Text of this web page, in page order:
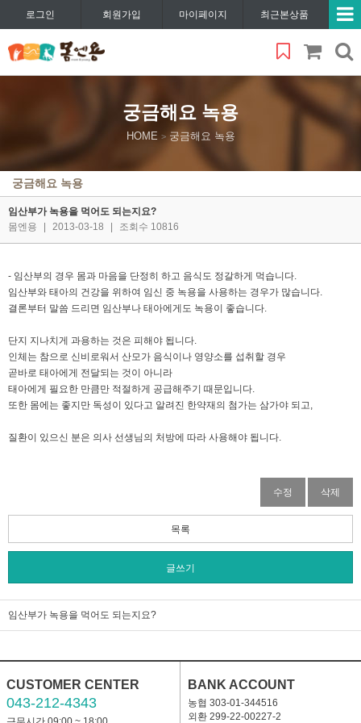
로그인 회원가입 마이페이지 최근본상품
궁금해요 녹용
HOME >궁금해요 녹용
궁금해요 녹용
임산부가 녹용을 먹어도 되는지요?
몸엔용
2013-03-18 조회수 10816
- 임산부의 경우 몸과 마음을 단정히 하고 음식도 정갈하게 먹습니다.
임산부와 태아의 건강을 위하여 임신 중 녹용을 사용하는 경우가 많습니다.
결론부터 말씀 드리면 임산부나 태아에게도 녹용이 좋습니다.
단지 지나치게 과용하는 것은 피해야 됩니다.
인체는 참으로 신비로워서 산모가 음식이나 영양소를 섭취할 경우
곧바로 태아에게 전달되는 것이 아니라
태아에게 필요한 만큼만 적절하게 공급해주기 때문입니다.
또한 몸에는 좋지만 독성이 있다고 알려진 한약재의 첨가는 삼가야 되고,
질환이 있으신 분은 의사 선생님의 처방에 따라 사용해야 됩니다.
수정 삭제
목록
글쓰기
임산부가 녹용을 먹어도 되는지요?
CUSTOMER CENTER
043-212-4343
BANK ACCOUNT
농협 303-01-344516
외환 299-22-00227-2